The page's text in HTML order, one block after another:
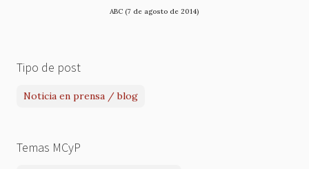
ABC (7 de agosto de 2014)
Tipo de post
Noticia en prensa / blog
Temas MCyP